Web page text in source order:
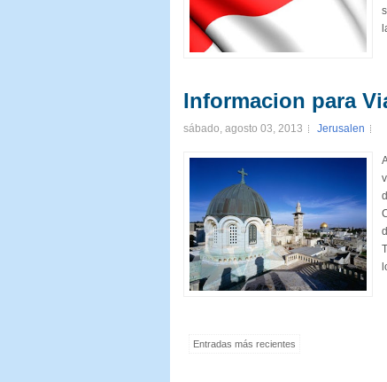
Informacion para
sábado, agosto 03, 2013 Jerusalen
Entradas más recientes